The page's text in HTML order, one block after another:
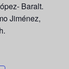
Baralt.
Jiménez,